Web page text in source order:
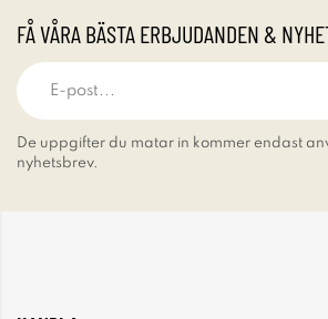
FÅ VÅRA BÄSTA ERBJUDANDEN &
De uppgifter du matar in kommer endast
nyhetsbrev.